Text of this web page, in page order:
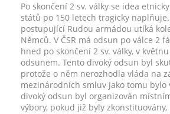
Po skončení 2 sv. války se idea
států po 150 letech tragicky
postupující Rudou armádou utíká
Němců. V ČSR má odsun po válce 2
hned po skončení 2 sv. války, v
odsunem. Tento divoký odsun byl
protože o něm nerozhodla vláda na
mezinárodních smluv jako tomu bylo
divoký odsun byl organizován
výbory, pokud již byly zkonstituovány,